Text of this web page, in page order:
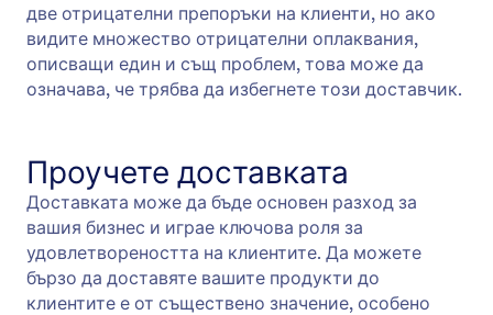
две отрицателни препоръки на клиенти, но ако
видите множество отрицателни оплаквания,
описващи един и същ проблем, това може да
означава, че трябва да избегнете този доставчик.
Проучете доставката
Доставката може да бъде основен разход за
вашия бизнес и играе ключова роля за
удовлетвореността на клиентите. Да можете
бързо да доставяте вашите продукти до
клиентите е от съществено значение, особено